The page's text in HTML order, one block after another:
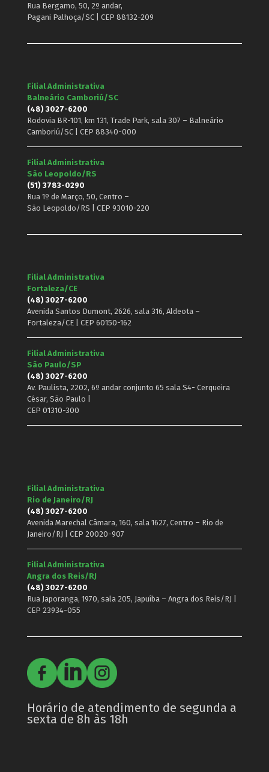
Rua Bergamo, 50, 2º andar,
Pagani Palhoça/SC | CEP 88132-209
Filial Administrativa
Balneário Camboriú/SC
(48) 3027-6200
Rodovia BR-101, km 131, Trade Park, sala 307 – Balneário
Camboriú/SC | CEP 88340-000
Filial Administrativa
São Leopoldo/RS
(51) 3783-0290
Rua 1º de Março, 50, Centro –
São Leopoldo/RS | CEP 93010-220
Filial Administrativa
Fortaleza/CE
(48) 3027-6200
Avenida Santos Dumont, 2626, sala 316, Aldeota –
Fortaleza/CE | CEP 60150-162
Filial Administrativa
São Paulo/SP
(48) 3027-6200
Av. Paulista, 2202, 6º andar conjunto 65 sala S4- Cerqueira
César, São Paulo |
CEP 01310-300
Filial Administrativa
Rio de Janeiro/RJ
(48) 3027-6200
Avenida Marechal Câmara, 160, sala 1627, Centro – Rio de
Janeiro/RJ | CEP 20020-907
Filial Administrativa
Angra dos Reis/RJ
(48) 3027-6200
Rua Japoranga, 1970, sala 205, Japuíba – Angra dos Reis/RJ |
CEP 23934-055
Horário de atendimento de segunda a
sexta de 8h às 18h